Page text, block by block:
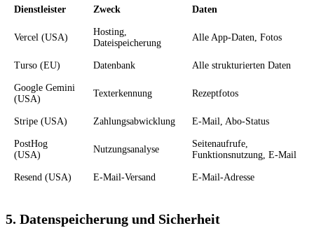
Dienstleister Zweck Daten
Vercel (USA)
Hosting,
Dateispeicherung
Alle App-Daten, Fotos
Turso (EU) Datenbank Alle strukturierten Daten
Google Gemini
(USA)
Texterkennung Rezeptfotos
Stripe (USA) Zahlungsabwicklung E-Mail, Abo-Status
PostHog
(USA)
Nutzungsanalyse
Seitenaufrufe,
Funktionsnutzung, E-Mail
Resend (USA) E-Mail-Versand E-Mail-Adresse
5. Datenspeicherung und Sicherheit